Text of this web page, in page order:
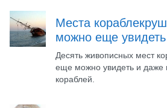
Места
можно еще увидеть
Десять живописных мест
еще можно увидеть и даже
кораблей.